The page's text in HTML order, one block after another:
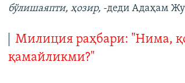
бўлишаяпти, ҳозир, -деди Адаҳам
Милиция раҳбари: "Нима,
қамайликми?"